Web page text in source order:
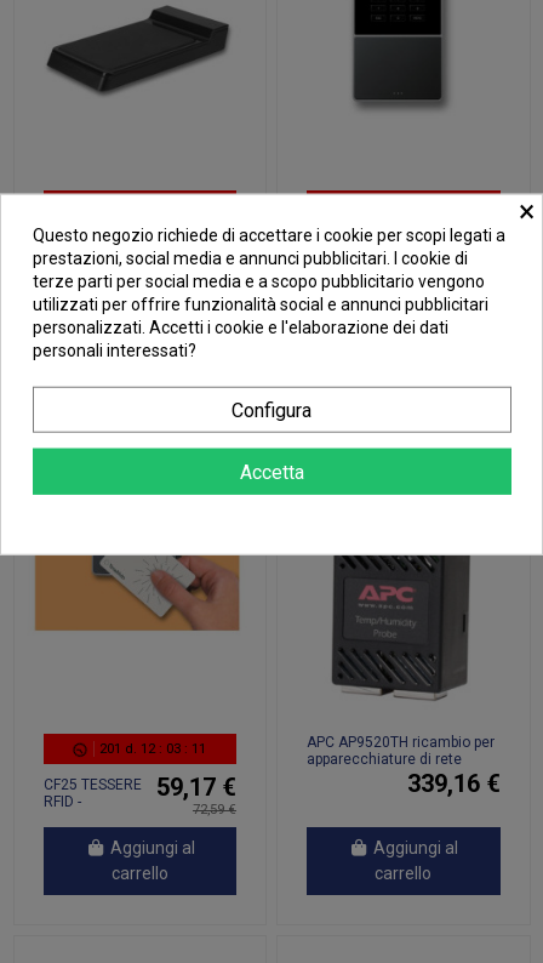
TIMEMOTO RF-
150
89,06 €
109,19 €
Aggiungi al
carrello
TIMEMOTO
TM-616
297,68 €
301,34 €
Aggiungi al
carrello
-13,42 €
201 d. 12: 03 : 11
CF25 TESSERE
RFID -
59,17 €
72,59 €
Aggiungi al
carrello
APC AP9520TH ricambio per
apparecchiature di rete
339,16 €
Aggiungi al
carrello
×
Questo negozio richiede di accettare i cookie per scopi legati a
prestazioni, social media e annunci pubblicitari. I cookie di
terze parti per social media e a scopo pubblicitario vengono
utilizzati per offrire funzionalità social e annunci pubblicitari
personalizzati. Accetti i cookie e l'elaborazione dei dati
personali interessati?
Configura
Accetta